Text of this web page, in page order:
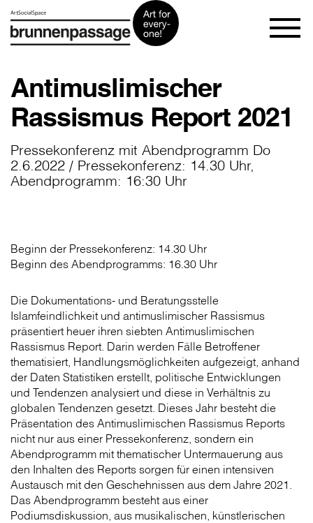
Antimuslimischer
Rassismus Report 2021
Pressekonferenz mit Abendprogramm Do
2.6.2022 / Pressekonferenz: 14.30 Uhr,
Abendprogramm: 16:30 Uhr
Beginn der Pressekonferenz: 14.30 Uhr
Beginn des Abendprogramms: 16.30 Uhr
Die Dokumentations- und Beratungsstelle
Islamfeindlichkeit und antimuslimischer Rassismus
präsentiert heuer ihren siebten Antimuslimischen
Rassismus Report. Darin werden Fälle Betroffener
thematisiert, Handlungsmöglichkeiten aufgezeigt, anhand
der Daten Statistiken erstellt, politische Entwicklungen
und Tendenzen analysiert und diese in Verhältnis zu
globalen Tendenzen gesetzt. Dieses Jahr besteht die
Präsentation des Antimuslimischen Rassismus Reports
nicht nur aus einer Pressekonferenz, sondern ein
Abendprogramm mit thematischer Untermauerung aus
den Inhalten des Reports sorgen für einen intensiven
Austausch mit den Geschehnissen aus dem Jahre 2021.
Das Abendprogramm besteht aus einer
Podiumsdiskussion, aus musikalischen, künstlerischen